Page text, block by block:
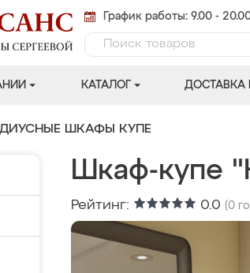
График работы: 9.00 -
КАТАЛОГ ДОСТАВКА
ШКАФЫ КУПЕ
Шкаф-купе
Рейтинг: 0.0 (0